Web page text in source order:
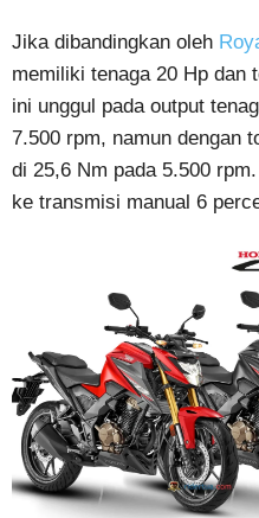
Jika dibandingkan oleh
memiliki tenaga 20 Hp dan
ini unggul pada output
7.500 rpm, namun dengan
di 25,6 Nm pada 5.500
ke transmisi manual 6